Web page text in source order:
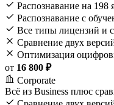
Распознавание на 198
Распознавание с
Все типы лицензий и
Сравнение двух
Оптимизация
от 16 800 ₽
Corporate
Всё из Business плюс